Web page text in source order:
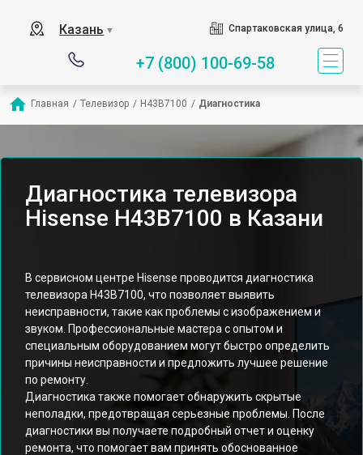
Казань ▼ Спартаковская улица, 6
+7 (800) 100-69-58
Главная / Телевизор / H43B7100 / Диагностика
Диагностика телевизора
Hisense H43B7100 в Казани
В сервисном центре Hisense проводится диагностика
телевизора H43B7100, что позволяет выявить
неисправности, такие как проблемы с изображением и
звуком. Профессиональные мастера с опытом и
специальным оборудованием могут быстро определить
причины неисправности и предложить лучшее решение
по ремонту.
Диагностика также помогает обнаружить скрытые
неполадки, предотвращая серьезные проблемы. После
диагностики вы получаете подробный отчет и оценку
ремонта, что помогает вам принять обоснованное